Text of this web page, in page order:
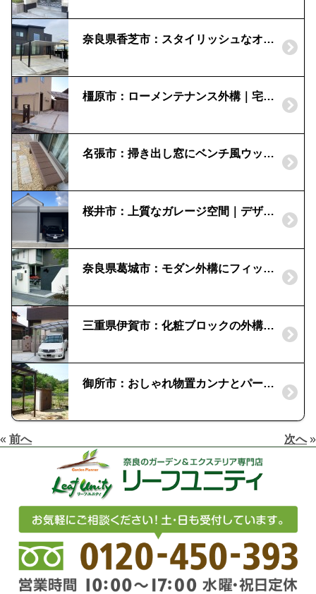
奈良県香芝市：スタイリッシュなオープン外構｜カーポートSCと機能門柱ミース
橿原市：ローメンテナンス外構｜宅配ボックス
名張市：掃き出し窓にベンチ風ウッドデッキ｜お庭での休憩スペース
桜井市：上質なガレージ空間｜デザイナーズガレージ「アルシア」イナバ
奈良県葛城市：モダン外構にフィットするポスト｜ティンブクー
三重県伊賀市：化粧ブロックの外構｜シャイングレー色に統一
御所市：おしゃれ物置カンナとパーゴラ
« 前へ 次へ»